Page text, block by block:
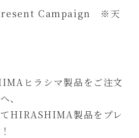
Campaign ※天
ヒラシマ製品をご注文
、
HIRASHIMA製品をプレ